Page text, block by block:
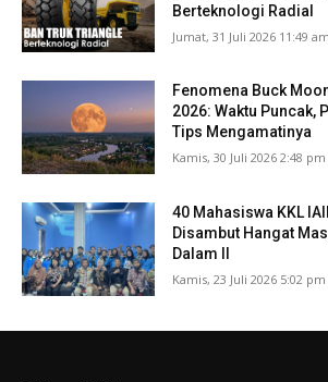
Berteknologi Radial
Jumat, 31 Juli 2026 11:49 am
Fenomena Buck
2026: Waktu Puncak,
Tips Mengamatinya
Kamis, 30 Juli 2026 2:48 pm
40 Mahasiswa KKL
Disambut Hangat
Dalam II
Kamis, 23 Juli 2026 5:02 pm